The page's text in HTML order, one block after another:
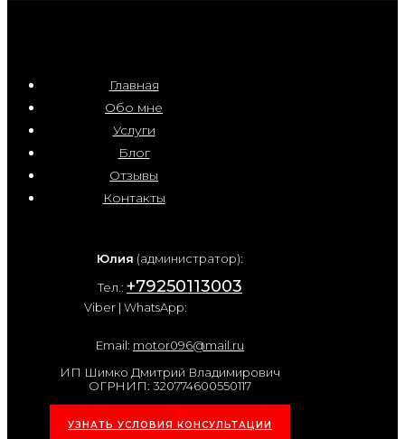
Главная
Обо мне
Услуги
Блог
Отзывы
Контакты
Юлия (администратор):
Тел.: +79250113003
Viber | WhatsApp:
Email: motor096@mail.ru
ИП Шимко Дмитрий Владимирович
ОГРНИП: 320774600550117
УЗНАТЬ УСЛОВИЯ КОНСУЛЬТАЦИИ